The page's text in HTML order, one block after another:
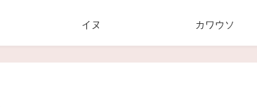
イヌ カワウソ